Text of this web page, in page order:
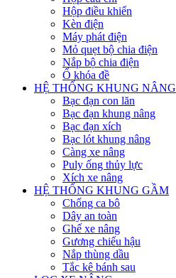
Hộp điều khiển
Kèn điện
Máy phát điện
Mỏ quẹt bộ chia điện
Nắp bộ chia điện
Ổ khóa đề
HỆ THỐNG KHUNG NÂNG
Bạc đạn con lăn
Bạc đạn khung nâng
Bạc đạn xích
Bạc lót khung nâng
Càng xe nâng
Puly ống thủy lực
Xích xe nâng
HỆ THỐNG KHUNG GẦM
Chống ca bô
Dây an toàn
Ghế xe nâng
Gương chiếu hậu
Nắp thùng dầu
Tắc kê bánh sau